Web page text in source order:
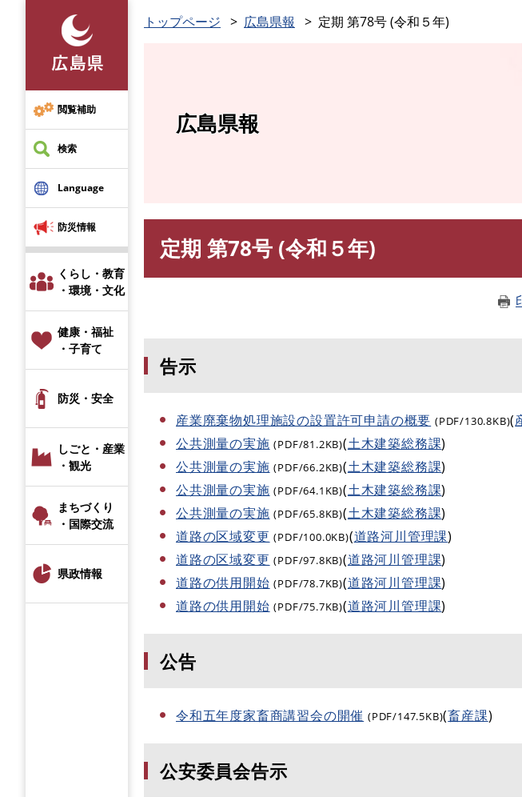
先
頭
で
す
閲覧補助
検索
Language
防災情報
くらし・教育
・環境・文化
健康・福祉
・子育て
防災・安全
しごと・産業
・観光
まちづくり
・国際交流
県政情報
トップページ 広島県報 定期 第78号 (令和５年)
広島県報
定期 第78号 (令和５年)
告示
産業廃棄物処理施設の設置許可申請の概要 (PDF/130.8KB)(
公共測量の実施 (PDF/81.2KB)(土木建築総務課)
公共測量の実施 (PDF/66.2KB)(土木建築総務課)
公共測量の実施 (PDF/64.1KB)(土木建築総務課)
公共測量の実施 (PDF/65.8KB)(土木建築総務課)
道路の区域変更 (PDF/100.0KB)(道路河川管理課)
道路の区域変更 (PDF/97.8KB)(道路河川管理課)
道路の供用開始 (PDF/78.7KB)(道路河川管理課)
道路の供用開始 (PDF/75.7KB)(道路河川管理課)
公告
令和五年度家畜商講習会の開催 (PDF/147.5KB)(畜産課)
公安委員会告示